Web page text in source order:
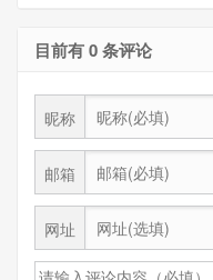
目前有 0 条评论
昵称
邮箱
网址